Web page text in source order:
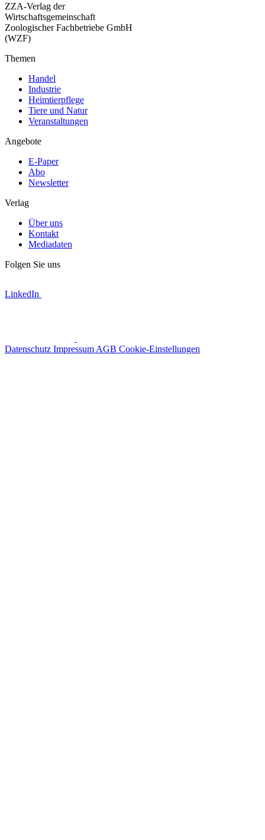
ZZA-Verlag der
Wirtschaftsgemeinschaft
Zoologischer Fachbetriebe GmbH
(WZF)
Themen
Handel
Industrie
Heimtierpflege
Tiere und Natur
Veranstaltungen
Angebote
E-Paper
Abo
Newsletter
Verlag
Über uns
Kontakt
Mediadaten
Folgen Sie uns
LinkedIn
Datenschutz Impressum AGB Cookie-Einstellungen